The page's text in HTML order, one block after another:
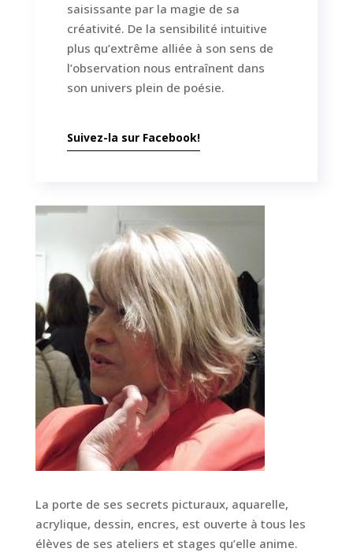
saisissante par la magie de sa
créativité. De la sensibilité intuitive
plus qu’extrême alliée à son sens de
l’observation nous entraînent dans
son univers plein de poésie.
Suivez-la sur Facebook!
La porte de ses secrets picturaux, aquarelle,
acrylique, dessin, encres, est ouverte à tous les
élèves de ses ateliers et stages qu’elle anime.